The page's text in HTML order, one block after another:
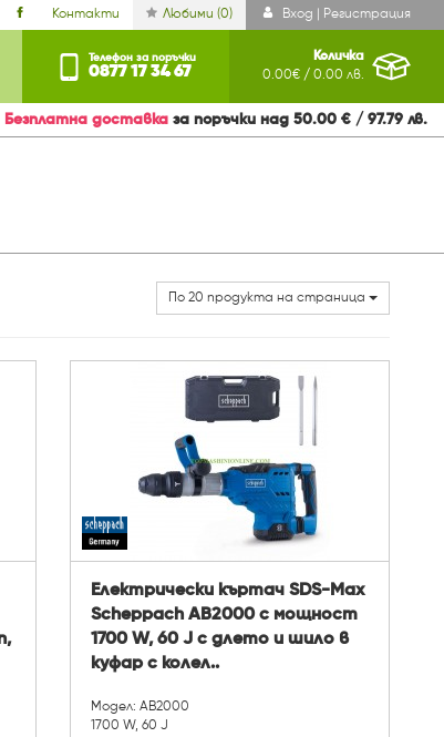
Контакти Любими (0) Вход | Регистрация
Телефон за поръчки
0877 17 34 67
Количка
0.00€ / 0.00 лв.
Безплатна доставка за поръчки над 50.00 € / 97.79 лв.
По 20 продукта на страница
Електрически къртач SDS-Max
Scheppach AB2000 с мощност
1700 W, 60 J с длето и шило в
куфар с колел..
Модел: AB2000
1700 W, 60 J